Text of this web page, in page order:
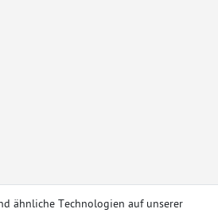
ähnliche Technologien auf unserer